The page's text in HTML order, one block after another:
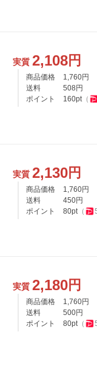
実質 2,108円
商品価格 1,760円
送料
508 円
ポイント
160pt（
実質 2,130円
商品価格 1,760円
送料
450円
ポイント
80pt（
実質 2,180円
商品価格 1,760円
送料
500円
ポイント
80pt（